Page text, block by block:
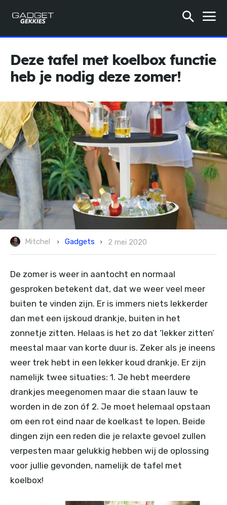
Deze tafel met koelbox functie
heb je nodig deze zomer!
Mitchel Gadgets 2 mei 2020
De zomer is weer in aantocht en normaal
gesproken betekent dat, dat we weer veel meer
buiten te vinden zijn. Er is immers niets lekkerder
dan met een ijskoud drankje, buiten in het
zonnetje zitten. Helaas is het zo dat ‘lekker zitten’
meestal maar van korte duur is. Zeker als je ineens
weer trek hebt in een lekker koud drankje. Er zijn
namelijk twee situaties: 1. Je hebt meerdere
drankjes meegenomen maar die staan lauw te
worden in de zon óf 2. Je moet helemaal opstaan
om een rot eind naar de koelkast te lopen. Beide
dingen zijn een reden die je relaxte gevoel zullen
verpesten maar gelukkig hebben wij de oplossing
voor jullie gevonden, namelijk de tafel met
koelbox!